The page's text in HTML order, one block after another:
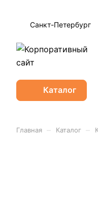
Санкт-Петербург
Каталог
Главная Каталог